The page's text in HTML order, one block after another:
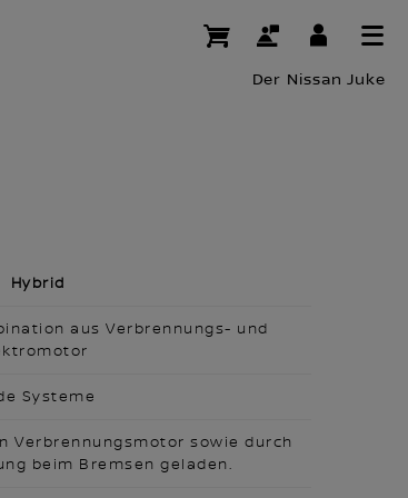
Der Nissan Juke
Hybrid
aus Verbrennungs- und
Systeme
Verbrennungsmotor sowie durch
beim Bremsen geladen.